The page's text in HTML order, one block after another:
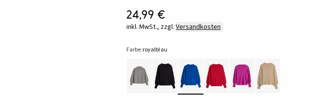
24,99 €
inkl. MwSt., zzgl. Versandkosten
Farbe:royalblau